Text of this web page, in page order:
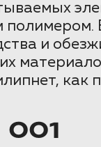
и
как